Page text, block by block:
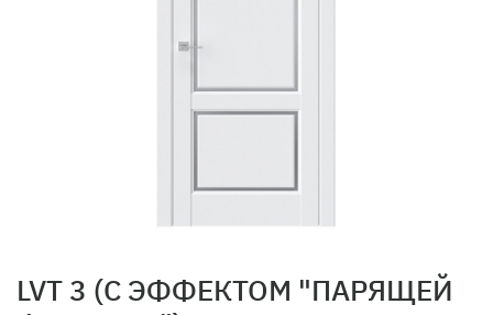
LVT 3 (С ЭФФЕКТОМ "ПАРЯЩЕЙ